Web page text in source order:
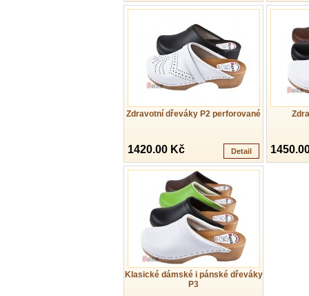
Zdravotní dřeváky P2 perforované
1420.00 Kč Detail
Klasické dámské i pánské dřeváky
P3